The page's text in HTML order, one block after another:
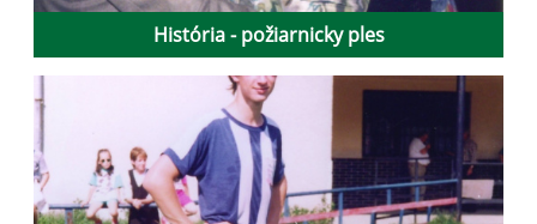
História - požiarnicky ples